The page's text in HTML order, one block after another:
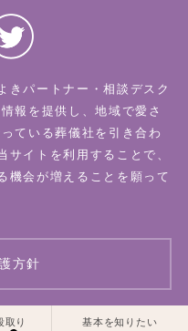
取り 基本を知りたい
きパートナー・相談デスク
報を提供し、地域で愛さ
ている葬儀社を引き合わ
イトを利用することで、
機会が増えることを願って
方針
Rights Reserved.